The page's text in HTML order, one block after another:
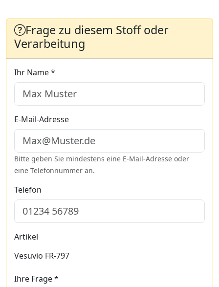
Frage zu diesem Stoff oder
Verarbeitung
Ihr Name *
E-Mail-Adresse
Bitte geben Sie mindestens eine E-Mail-Adresse oder
eine Telefonnummer an.
Telefon
Artikel
Vesuvio FR-797
Ihre Frage *